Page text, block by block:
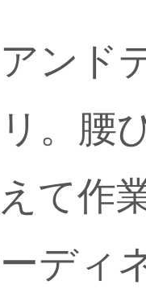
ンド
。腰
て作
ディ